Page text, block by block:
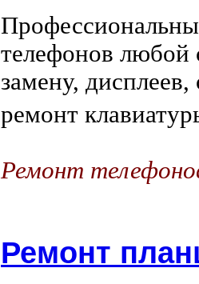
телефонов любой
замену,
ремонт
Ремонт
Ремонт